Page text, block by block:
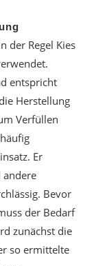
der Regel Kies
entspricht
Herstellung
Verfüllen
Er
andere
Bevor
der Bedarf
zunächst die
so ermittelte